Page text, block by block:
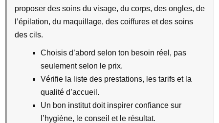
proposer des soins du visage, du corps, des ongles, de
l’épilation, du maquillage, des coiffures et des soins
des cils.
Choisis d’abord selon ton besoin réel, pas
seulement selon le prix.
Vérifie la liste des prestations, les tarifs et la
qualité d’accueil.
Un bon institut doit inspirer confiance sur
l’hygiène, le conseil et le résultat.